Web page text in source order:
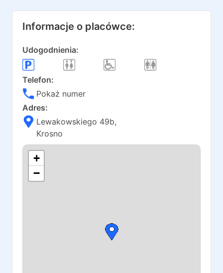
Informacje o placówce:
Udogodnienia:
Telefon:
Pokaż numer
Adres:
Lewakowskiego 49b,
Krosno
+
−